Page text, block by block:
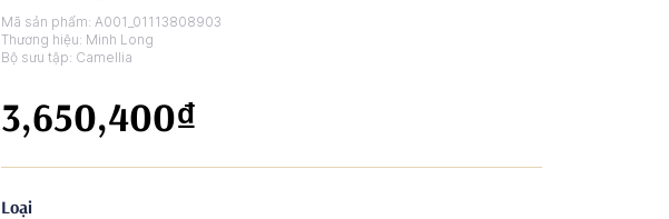
Mã sản phẩm:A001_01113808903
Thương hiệu: Minh Long
Bộ sưu tập: Camellia
3,650,400₫
Loại